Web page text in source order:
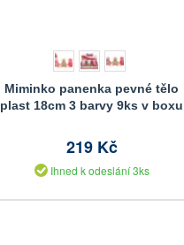
Miminko panenka pevné tělo
plast 18cm 3 barvy 9ks v boxu
219 Kč
Ihned k odeslání 3ks